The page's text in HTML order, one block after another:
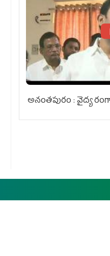
అనంతపురం : వైద్య